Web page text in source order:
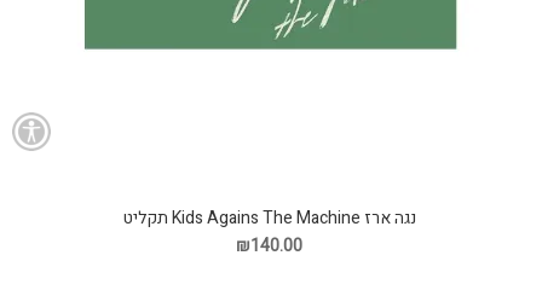
נגה ארז Kids Agains The Machine תקליט
₪140.00